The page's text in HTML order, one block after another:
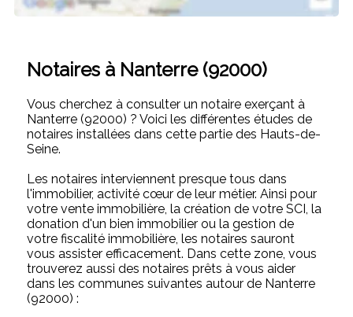
Notaires à Nanterre (92000)
Vous cherchez à consulter un notaire exerçant à
Nanterre (92000) ? Voici les différentes études de
notaires installées dans cette partie des Hauts-de-
Seine.
Les notaires interviennent presque tous dans
l'immobilier, activité cœur de leur métier. Ainsi pour
votre vente immobilière, la création de votre SCI, la
donation d'un bien immobilier ou la gestion de
votre fiscalité immobilière, les notaires sauront
vous assister efficacement. Dans cette zone, vous
trouverez aussi des notaires prêts à vous aider
dans les communes suivantes autour de Nanterre
(92000) :